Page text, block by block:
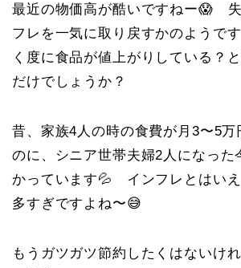
最近の物価高が酷いですねー😱
フレを一気に取り戻すかのようで
く度に食品が値上がりしている？
だけでしょうか？
昔、家族4人の時の食費が月3〜5万
のに、シニア世帯夫婦2人になった
かっています💦 インフレとはい
多すぎですよね〜😅
もうガツガツ節約したくはないけ